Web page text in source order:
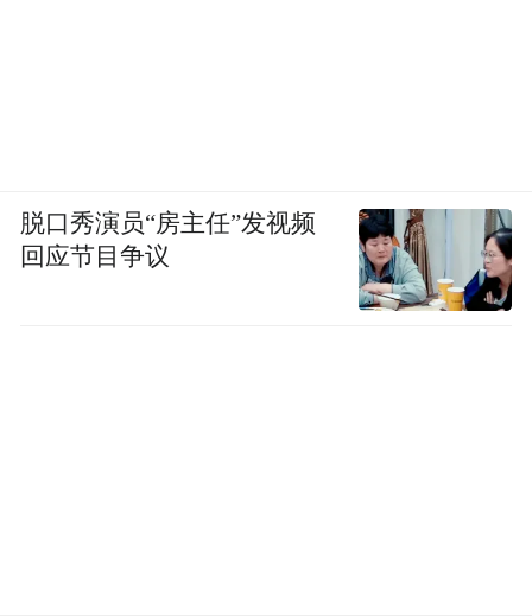
脱口秀演员“房主任”发视频
回应节目争议